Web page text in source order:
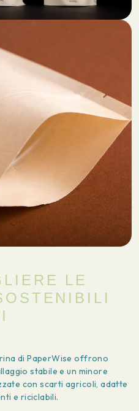
LE
di PaperWise offrono
stabile e un minore
con scarti agricoli, adatte
e riciclabili.